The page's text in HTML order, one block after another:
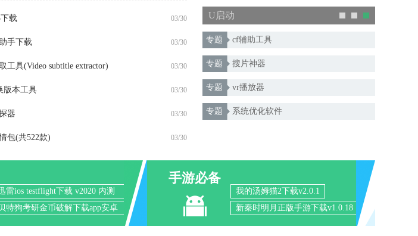
03/30
下载
03/30
手下载
03/30
工具(Video subtitle extractor)
03/30
版本工具
03/30
器
03/30
包(共522款)
U启动
专题 cf辅助工具
专题 搜片神器
专题 vr播放器
专题 系统优化软件
雷ios testflight下载 v2020 内测
特狗考研金币破解下载app安卓
龙学社app下载v2.3.0最新破解
手游必备
我的汤姆猫2下载v2.0.1
新秦时明月正版手游下载v1.0.18
永恒国度手游正版下载v1.0.0